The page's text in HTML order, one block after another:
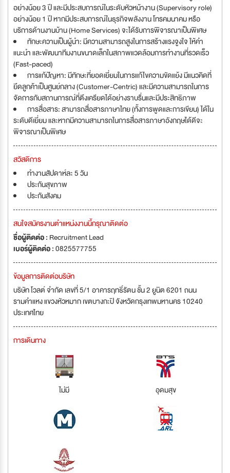
อย่างน้อย 3 ปี และมีประสบการณ์ในระดับหัวหน้างาน (Supervisory role)
อย่างน้อย 1 ปี หากมีประสบการณ์ในธุรกิจพลังงาน โทรคมนาคม หรือ
บริการด้านงานบ้าน (Home Services) จะได้รับการพิจารณาเป็นพิเศษ
ทักษะความเป็นผู้นำ: มีความสามารถสูงในการสร้างแรงจูงใจ ให้คำ
แนะนำ และพัฒนาทีมงานขนาดเล็กในสภาพแวดล้อมการทำงานที่รวดเร็ว
(Fast-paced)
การแก้ปัญหา: มีทักษะที่ยอดเยี่ยมในการแก้ไขความขัดแย้ง มีแนวคิดที่
ยึดลูกค้าเป็นศูนย์กลาง (Customer-Centric) และมีความสามารถในการ
จัดการกับสถานการณ์ที่ตึงเครียดได้อย่างราบรื่นและมีประสิทธิภาพ
การสื่อสาร: สามารถสื่อสารภาษาไทย (ทั้งการพูดและการเขียน) ได้ใน
ระดับดีเยี่ยม และหากมีความสามารถในการสื่อสารภาษาอังกฤษได้ดีจะ
พิจารณาเป็นพิเศษ
สวัสดิการ
ทำงานสัปดาห์ละ 5 วัน
ประกันสุขภาพ
ประกันสังคม
สนใจสมัครงานตำแหน่งงานนี้กรุณาติดต่อ
ชื่อผู้ติดต่อ : Recruitment Lead
เบอร์ผู้ติดต่อ :0825577755
ข้อมูลการติดต่อบริษัท
บริษัท โวลต์ จำกัด เลขที่ 5/1 อาคารฤทธิ์รัตน ชั้น 2 ยูนิต 6201 ถนน
รามคำแหง แขวงหัวหมาก เขตบางกะปิ จังหวัดกรุงเทพมหานคร 10240
ประเทศไทย
การเดินทาง
ไม่มี อุดมสุข